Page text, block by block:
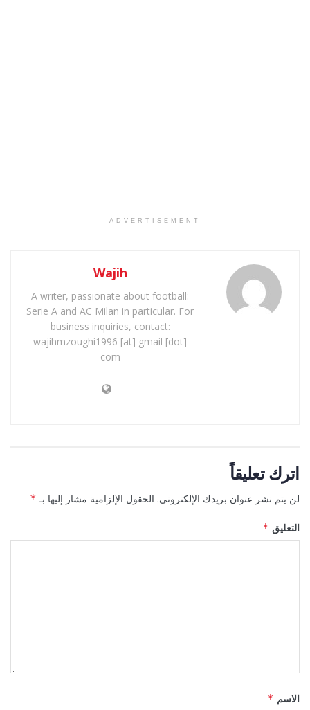
ADVERTISEMENT
Wajih
A writer, passionate about football:
Serie A and AC Milan in particular. For
business inquiries, contact:
wajihmzoughi1996 [at] gmail [dot]
com
اترك تعليقاً
لن يتم نشر عنوان بريدك الإلكتروني. الحقول الإلزامية مشار إليها بـ *
التعليق *
الاسم *